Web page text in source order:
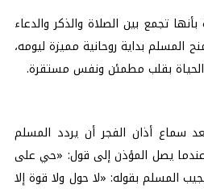
تجمع بين الصلاة والذكر والدعاء
المسلم بداية روحانية مميزة ليومه،
بقلب مطمئن ونفس مستقرة.
سماع أذان الفجر أن يردد المسلم
يصل المؤذن إلى قول: «حي على
المسلم بقوله: «لا حول ولا قوة إلا